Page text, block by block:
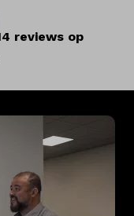
reviews op